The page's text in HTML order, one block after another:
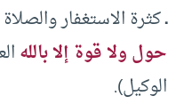
ـكثرة الاستغفار
حول ولا قوة إلا بالله
الوكيل).